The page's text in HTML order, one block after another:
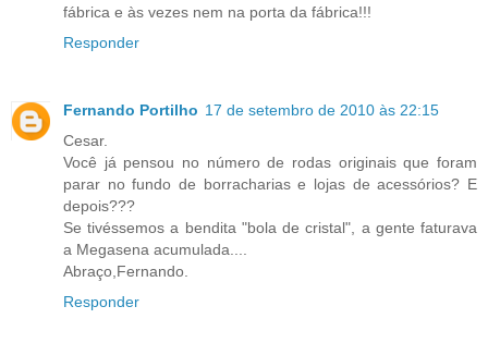
fábrica e às vezes nem na porta da fábrica!!!
Responder
Fernando Portilho 17 de setembro de 2010 às 22:15
Cesar.
Você já pensou no número de rodas originais que foram
parar no fundo de borracharias e lojas de acessórios? E
depois???
Se tivéssemos a bendita "bola de cristal", a gente faturava
a Megasena acumulada....
Abraço,Fernando.
Responder